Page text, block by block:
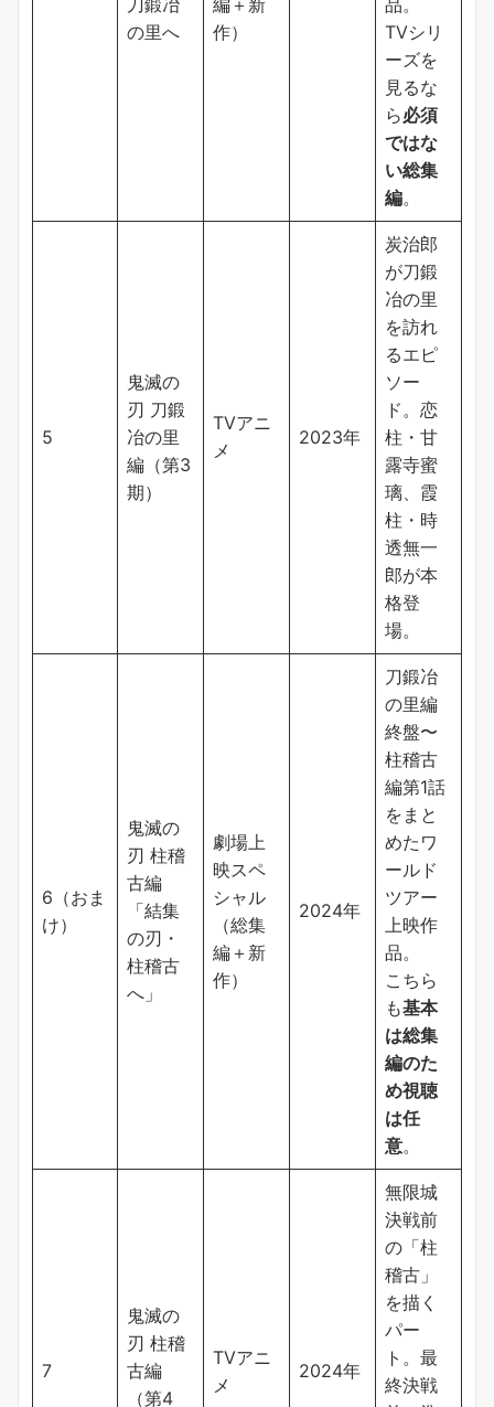
の里へ
作）
TVシリ
ーズを
見るな
ら必須
ではな
い総集
編。
5
鬼滅の
刃 刀鍛
冶の里
編（第3
期）
TVアニ
メ
2023年
炭治郎
が刀鍛
冶の里
を訪れ
るエピ
ソー
ド。恋
柱・甘
露寺蜜
璃、霞
柱・時
透無一
郎が本
格登
場。
6（おま
け）
鬼滅の
刃 柱稽
古編
「結集
の刃・
柱稽古
へ」
劇場上
映スペ
シャル
（総集
編＋新
作）
2024年
刀鍛冶
の里編
終盤〜
柱稽古
編第1話
をまと
めたワ
ールド
ツアー
上映作
品。
こちら
も基本
は総集
編のた
め視聴
は任
意。
7
鬼滅の
刃 柱稽
古編
（第4
TVアニ
メ
2024年
無限城
決戦前
の「柱
稽古」
を描く
パー
ト。最
終決戦